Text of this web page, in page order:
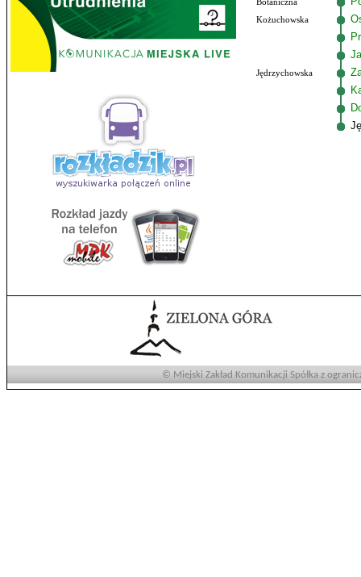
Kożuchowska
Jędrzychowska
© Miejski Zakład Komunikacji Spółka z